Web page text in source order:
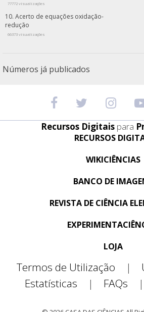
77772 visualizações
Acerto de equações oxidação-
redução
66373 visualizações
Números já publicados
Recursos Digitais para
RECURSOS
WIKICIÊNCIAS
BANCO DE
REVISTA DE CIÊNCIA
LOJA
Termos de Utilização |
Estatísticas
| FAQs |